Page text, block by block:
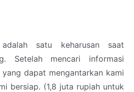
satu keharusan saat
Setelah mencari informasi
dapat mengantarkan kami
bersiap. (1,8 juta rupiah untuk